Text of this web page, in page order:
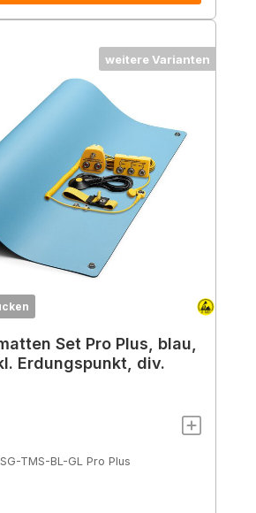
weitere Varianten
Set Pro Plus, blau,
Erdungspunkt, div.
SG-TMS-BL-GL Pro Plus